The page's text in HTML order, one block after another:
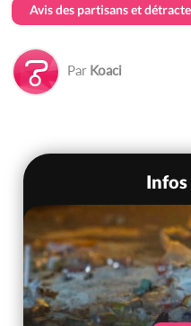
Avis des partisans et
Par Koaci
Infos